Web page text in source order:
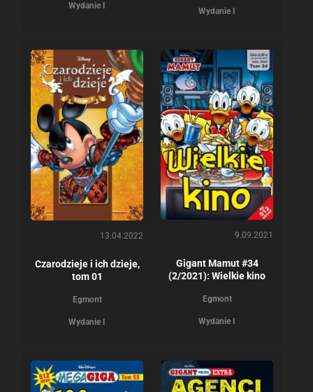
Wydanie I
Wydanie I
13.04.2022
Czarodzieje i ich dzieje,
tom 01
Egmont
Wydanie I
9.09.2021
Gigant Mamut #34
(2/2021): Wielkie kino
Egmont
Wydanie I